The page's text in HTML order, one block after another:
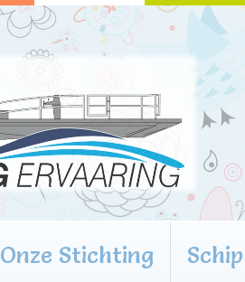
Onze Stichting Schip